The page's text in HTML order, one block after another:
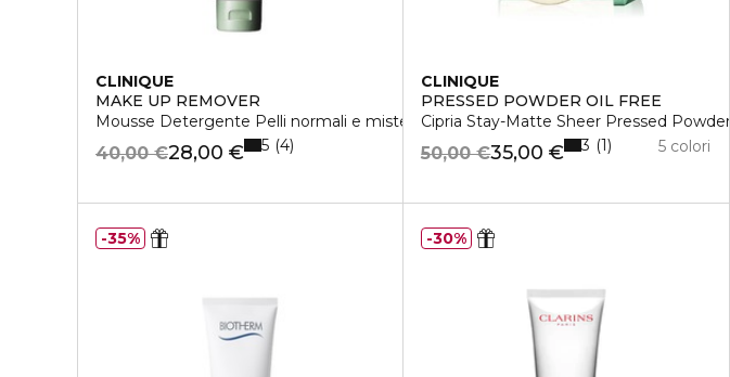
CLINIQUE
MAKE UP REMOVER
Mousse Detergente Pelli normali e miste
28,00 €
40,00 € 5 4
CLINIQUE
PRESSED POWDER OIL FREE
Cipria Stay-Matte Sheer Pressed Powder
35,00 €
50,00 € 5 colori
3 1
35% 30%